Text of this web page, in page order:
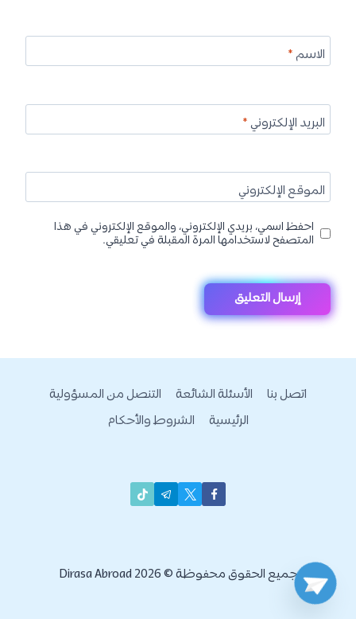
الاسم*
البريد الإلكتروني*
الموقع الإلكتروني
احفظ اسمي، بريدي الإلكتروني، والموقع الإلكتروني في هذا
المتصفح لاستخدامها المرة المقبلة في تعليقي.
اتصل بنا الأسئلة الشائعة
التنصل من المسؤولية
الرئيسية
الشروط والأحكام
جميع الحقوق محفوظة © 2026 Dirasa Abroad